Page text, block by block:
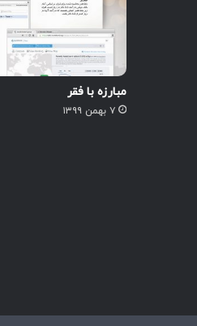
مبارزه با فقر
۷ بهمن ۱۳۹۹